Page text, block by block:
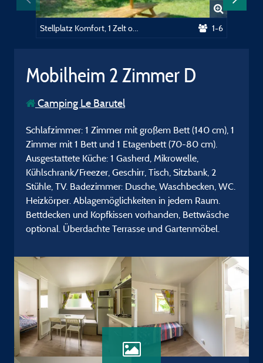
1-6
Mobilheim 2 Zimmer D
Camping Le Barutel
Schlafzimmer: 1 Zimmer mit großem Bett (140 cm), 1
Zimmer mit 1 Bett und 1 Etagenbett (70-80 cm).
Ausgestattete Küche: 1 Gasherd, Mikrowelle,
Kühlschrank/Freezer, Geschirr, Tisch, Sitzbank, 2
Stühle, TV. Badezimmer: Dusche, Waschbecken, WC.
Heizkörper. Ablagemöglichkeiten in jedem Raum.
Bettdecken und Kopfkissen vorhanden, Bettwäsche
optional. Überdachte Terrasse und Gartenmöbel.